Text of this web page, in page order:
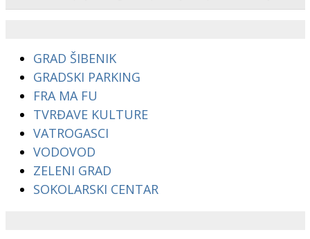
GRAD ŠIBENIK
GRADSKI PARKING
FRA MA FU
TVRĐAVE KULTURE
VATROGASCI
VODOVOD
ZELENI GRAD
SOKOLARSKI CENTAR